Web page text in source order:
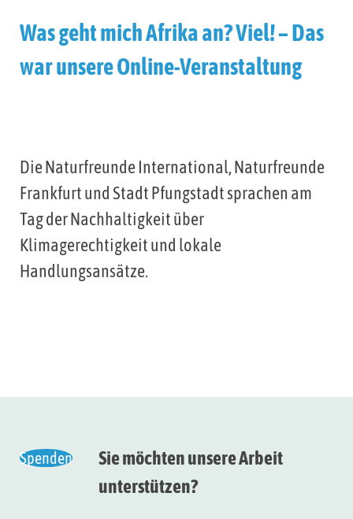
Was geht mich Afrika an? Viel! – Das
war unsere Online-Veranstaltung
Die Naturfreunde International, Naturfreunde
Frankfurt und Stadt Pfungstadt sprachen am
Tag der Nachhaltigkeit über
Klimagerechtigkeit und lokale
Handlungsansätze.
Spenden
Sie möchten unsere Arbeit
unterstützen?